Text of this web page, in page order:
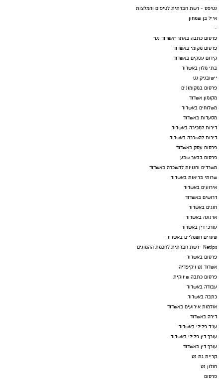
נטיפס - רשת חברתית לטיפים והמלצות
אייל בן שמחון
-
פרסום כתבה באתר "אשדוד נט"
פרסום מקומי באשדוד
קידום עסקים באשדוד
בתי מלון באשדוד
יישובניק נט
פרסום במקומונים
מקומון אשדוד
משלוחים באשדוד
מסעדות באשדוד
דירות למכירה באשדוד
דירות להשכרה באשדוד
פרסום עסק באשדוד
פרסום בבאר שבע
משרדים וחנויות להשכרה באשדוד
שרותי בריאות באשדוד
אירועים באשדוד
דרושים באשדוד
חוגים באשדוד
ארנונה באשדוד
עורכי דין באשדוד
שערים חשמליים באשדוד
Netips -רשת חברתית לחכמת ההמונים
פרסום באשדוד
אשדוד נט ויקיפדיה
פרסום כתבה שיווקית
עבודה באשדוד
כתבה באשדוד
אולמות אירועים באשדוד
דירה באשדוד
עו"ד פלילי באשדוד
עורך דין פלילי באשדוד
עורך דין באשדוד
קריית גת נט
חולון נט
פרסום